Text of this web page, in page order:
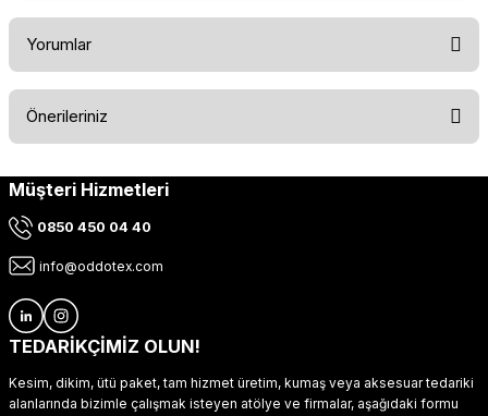
Yorumlar
Önerileriniz
Bu ürünün fiyat bilgisi, resim, ürün açıklamalarında ve diğer
kullanarak tarafımıza iletebilirsiniz.
Ürün resmi kalitesiz, bozuk veya görüntülenemiyor.
Ürün açıklamasında eksik bilgiler bulunuyor.
Ürün fiyatı diğer sitelerden daha pahalı.
Müşteri Hizmetleri
0850 450 04 40
info@oddotex.com
TEDARİKÇİMİZ OLUN!
Kesim, dikim, ütü paket, tam hizmet üretim, kumaş veya aksesuar tedariki
alanlarında bizimle çalışmak isteyen atölye ve firmalar, aşağıdaki formu